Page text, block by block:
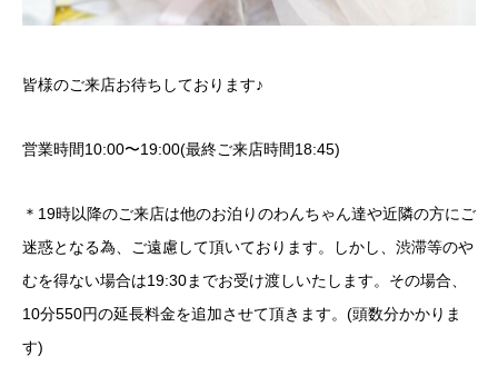
皆様のご来店お待ちしております♪
営業時間10:00〜19:00(最終ご来店時間18:45)
＊ 19時以降のご来店は他のお泊りのわんちゃん達や近隣の方にご
迷惑となる為、ご遠慮して頂いております。しかし、渋滞等のや
むを得ない場合は19:30までお受け渡しいたします。その場合、
10分550円の延長料金を追加させて頂きます。 (頭数分かかりま
す)